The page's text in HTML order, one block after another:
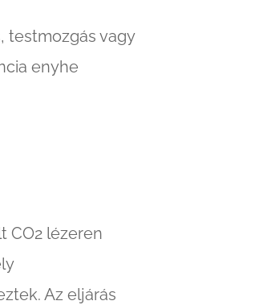
testmozgás vagy
enyhe
CO2 lézeren
Az eljárás